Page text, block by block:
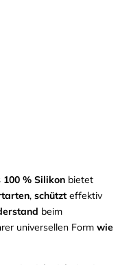
% Silikon bietet
, schützt effektiv
beim
universellen Form wie